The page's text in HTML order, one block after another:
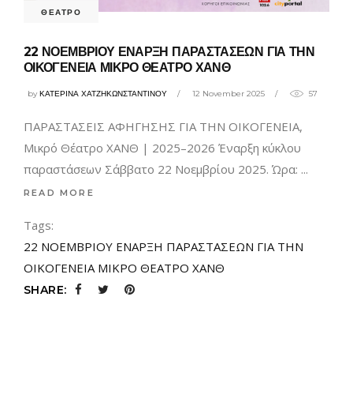
ΘΕΑΤΡΟ
22 ΝΟΕΜΒΡΙΟΥ ΕΝΑΡΞΗ ΠΑΡΑΣΤΑΣΕΩΝ ΓΙΑ ΤΗΝ
ΟΙΚΟΓΕΝΕΙΑ ΜΙΚΡΟ ΘΕΑΤΡΟ ΧΑΝΘ
byΚΑΤΕΡΙΝΑ ΧΑΤΖΗΚΩΝΣΤΑΝΤΙΝΟΥ 12 November 2025 57
ΠΑΡΑΣΤΑΣΕΙΣ ΑΦΗΓΗΣΗΣ ΓΙΑ ΤΗΝ ΟΙΚΟΓΕΝΕΙΑ,
Μικρό Θέατρο ΧΑΝΘ | 2025–2026 Έναρξη κύκλου
παραστάσεων Σάββατο 22 Νοεμβρίου 2025. Ώρα:
READ MORE
Tags:
22 ΝΟΕΜΒΡΙΟΥ ΕΝΑΡΞΗ ΠΑΡΑΣΤΑΣΕΩΝ ΓΙΑ ΤΗΝ
ΟΙΚΟΓΕΝΕΙΑ ΜΙΚΡΟ ΘΕΑΤΡΟ ΧΑΝΘ
SHARE: